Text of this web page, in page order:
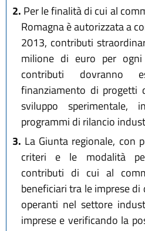
2. Per le finalità di cui al
Romagna è autorizzata a
2013, contributi
milione di euro per
contributi dovranno
finanziamento di progetti
sviluppo sperimentale,
programmi di rilancio
3. La Giunta regionale, con
criteri e le modalità
contributi di cui al
beneficiari tra le imprese
operanti nel settore
imprese e verificando la